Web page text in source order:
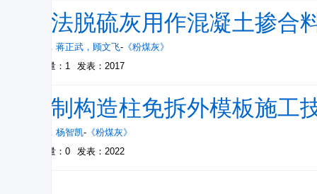
干法脱硫灰用作混凝土掺合
， 蒋正武 ， 顾文飞- 《粉煤灰》
被引量：1
发表：2017
预制构造柱免拆外模板施工
， 杨智凯- 《粉煤灰》
被引量：0
发表：2022